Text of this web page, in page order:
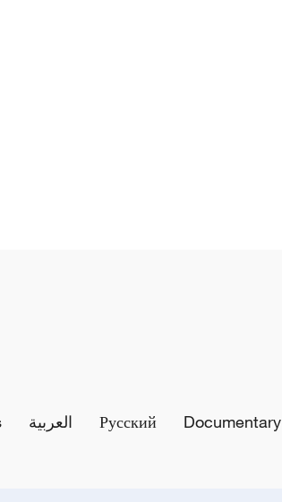
العربية Русский Documentary